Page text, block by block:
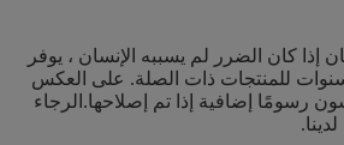
إذا كان الضرر لم يسببه الإنسان ، يوفر
ضمانًا لمدة 3 سنوات للمنتجات ذات الصلة. على العكس
إضافية إذا تم إصلاحها.الرجاء